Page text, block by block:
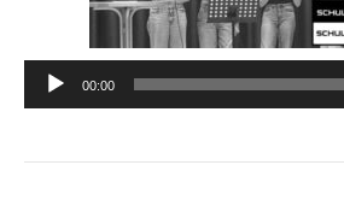
Audio-
Player
00:00